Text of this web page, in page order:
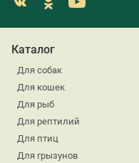
Каталог
Для собак
Для кошек
Для рыб
Для рептилий
Для птиц
Для грызунов